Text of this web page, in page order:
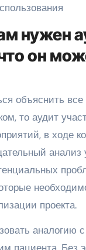
нужен
он
объяснить
то аудит
в ходе
анализ
проекта.
аналогию